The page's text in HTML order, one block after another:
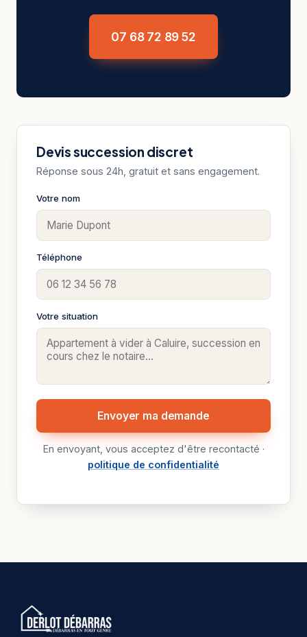
07 68 72 89 52
Devis succession discret
Réponse sous 24h, gratuit et sans engagement.
Votre nom
Téléphone
Votre situation
Envoyer ma demande
En envoyant, vous acceptez d'être recontacté ·
politique de confidentialité